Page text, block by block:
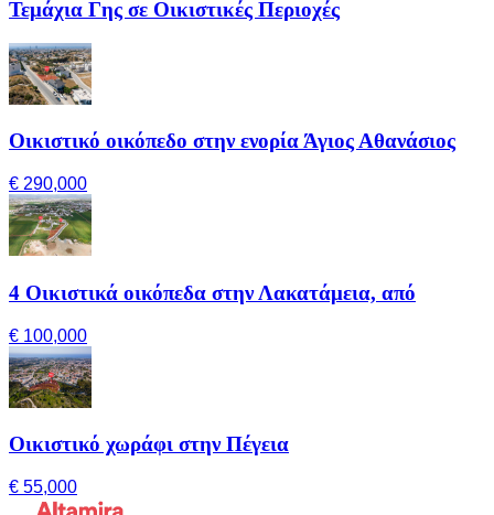
Τεμάχια Γης σε Οικιστικές Περιοχές
Οικιστικό οικόπεδο στην ενορία Άγιος Αθανάσιος
€ 290,000
4 Οικιστικά οικόπεδα στην Λακατάμεια, από
€ 100,000
Οικιστικό χωράφι στην Πέγεια
€ 55,000